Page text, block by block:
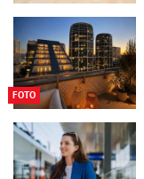
FOTO